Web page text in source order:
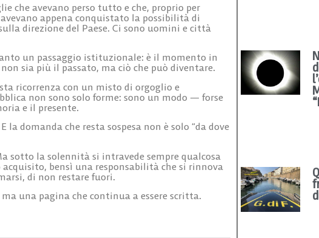
che avevano perso tutto e che, proprio per
appena conquistato la possibilità di
direzione del Paese. Ci sono uomini e città
un passaggio istituzionale: è il momento in
sia più il passato, ma ciò che può diventare.
ricorrenza con un misto di orgoglio e
non sono solo forme: sono un modo — forse
e il presente.
domanda che resta sospesa non è solo “da dove
sotto la solennità si intravede sempre qualcosa
bensì una responsabilità che si rinnova
di non restare fuori.
una pagina che continua a essere scritta.